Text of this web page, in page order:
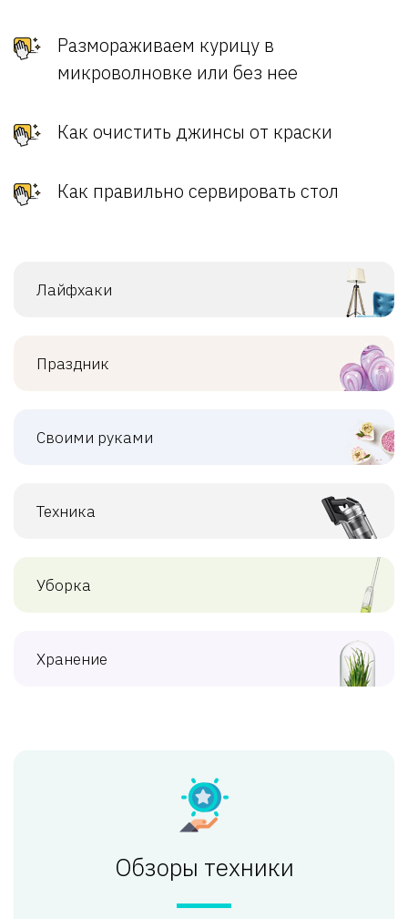
Размораживаем курицу в
микроволновке или без нее
Как очистить джинсы от краски
Как правильно сервировать стол
Лайфхаки
Праздник
Своими руками
Техника
Уборка
Хранение
Обзоры техники